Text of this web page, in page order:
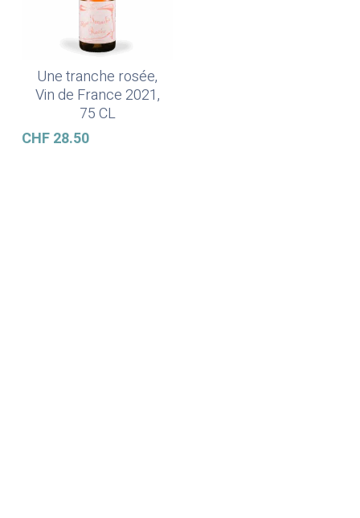
In Den Warenkorb
Une tranche rosée,
Vin de France 2021,
75 CL
CHF28.50